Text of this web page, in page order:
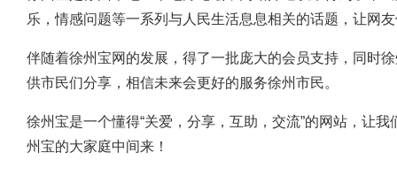
乐，情感问题等一系列与人民生活息息相关的话题，让网
伴随着徐州宝网的发展，得了一批庞大的会员支持，同时
供市民们分享，相信未来会更好的服务徐州市民。
徐州宝是一个懂得“关爱，分享，互助，交流”的网站，让
州宝的大家庭中间来！